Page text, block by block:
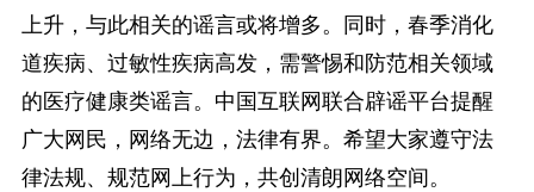
上升，与此相关的谣言或将增多。同时，春季消化
道疾病、过敏性疾病高发，需警惕和防范相关领域
的医疗健康类谣言。中国互联网联合辟谣平台提醒
广大网民，网络无边，法律有界。希望大家遵守法
律法规、规范网上行为，共创清朗网络空间。